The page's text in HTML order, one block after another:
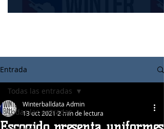
Entrada
Todas las entradas
Todas las entradas
Winterballdata Admin
13 oct 2021 2 min de lectura